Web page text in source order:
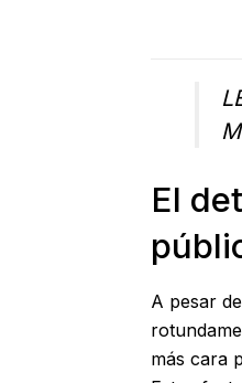
El
A pesar
más cara